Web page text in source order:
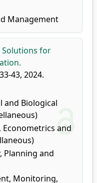
Management
Solutions for
43, 2024.
Biological
and
Planning and
Monitoring,